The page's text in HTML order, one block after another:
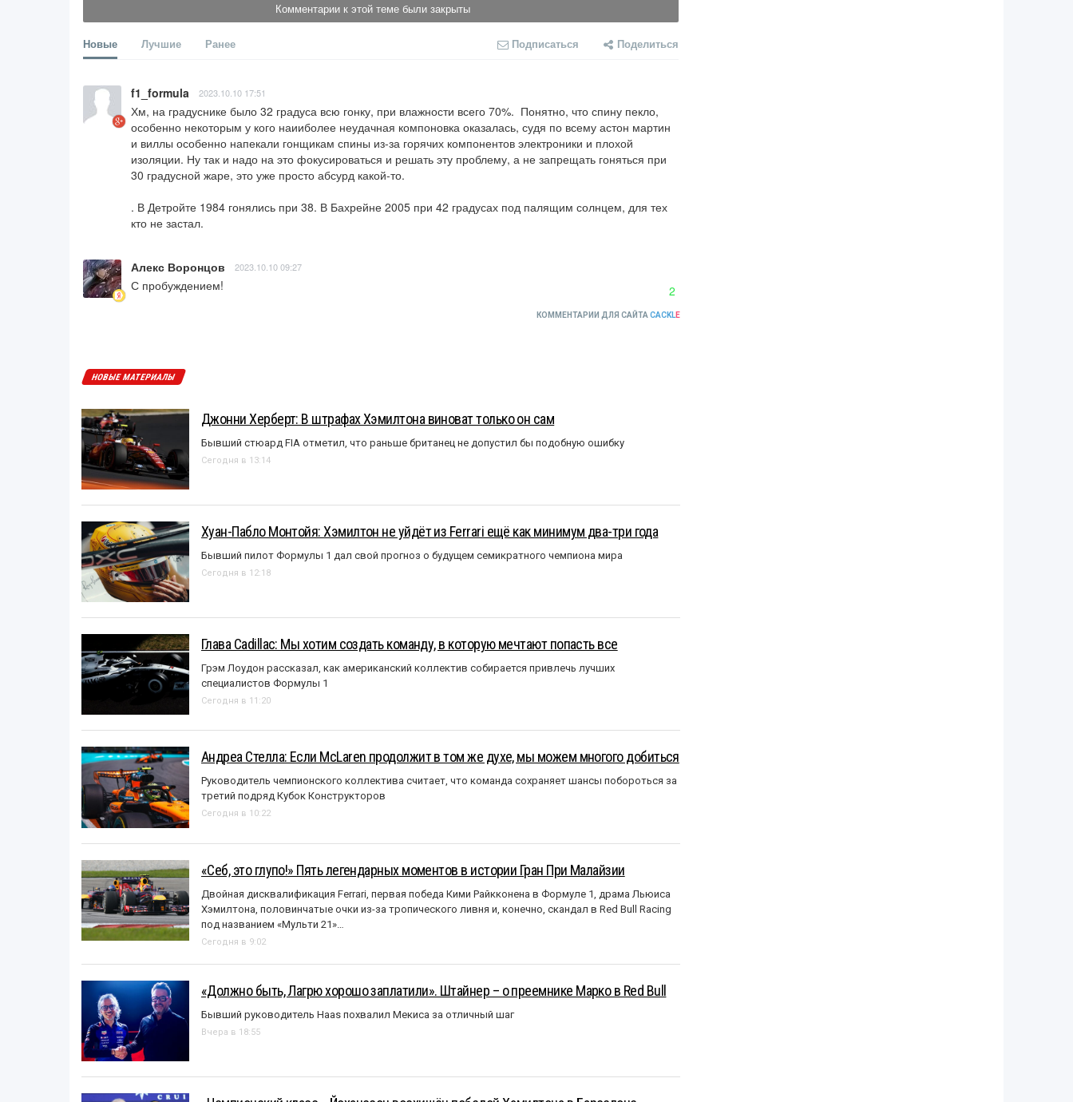
Комментарии к этой теме были закрыты
Новые Лучшие Ранее Подписаться Поделиться
f1_formula 2023.10.10 17:51
Хм, на градуснике было 32 градуса всю гонку, при влажности всего 70%.  Понятно, что спину пекло,
особенно некоторым у кого наииболее неудачная компоновка оказалась, судя по всему астон мартин
и виллы особенно напекали гонщикам спины из-за горячих компонентов электроники и плохой
изоляции. Ну так и надо на это фокусироваться и решать эту проблему, а не запрещать гоняться при
30 градусной жаре, это уже просто абсурд какой-то.
. В Детройте 1984 гонялись при 38. В Бахрейне 2005 при 42 градусах под палящим солнцем, для тех
кто не застал.
Алекс Воронцов 2023.10.10 09:27
С пробуждением! 2
КОММЕНТАРИИ ДЛЯ САЙТА CACKLE
НОВЫЕ МАТЕРИАЛЫ
Джонни Херберт: В штрафах Хэмилтона виноват только он сам
Бывший стюард FIA отметил, что раньше британец не допустил бы подобную ошибку
Сегодня в 13:14
Хуан-Пабло Монтойя: Хэмилтон не уйдёт из Ferrari ещё как минимум два-три года
Бывший пилот Формулы 1 дал свой прогноз о будущем семикратного чемпиона мира
Сегодня в 12:18
Глава Cadillac: Мы хотим создать команду, в которую мечтают попасть все
Грэм Лоудон рассказал, как американский коллектив собирается привлечь лучших
специалистов Формулы 1
Сегодня в 11:20
Андреа Стелла: Если McLaren продолжит в том же духе, мы можем многого добиться
Руководитель чемпионского коллектива считает, что команда сохраняет шансы побороться за
третий подряд Кубок Конструкторов
Сегодня в 10:22
«Себ, это глупо!» Пять легендарных моментов в истории Гран При Малайзии
Двойная дисквалификация Ferrari, первая победа Кими Райкконена в Формуле 1, драма Льюиса
Хэмилтона, половинчатые очки из-за тропического ливня и, конечно, скандал в Red Bull Racing
под названием «Mульти 21»…
Сегодня в 9:02
«Должно быть, Лагрю хорошо заплатили». Штайнер – о преемнике Марко в Red Bull
Бывший руководитель Haas похвалил Мекиса за отличный шаг
Вчера в 18:55